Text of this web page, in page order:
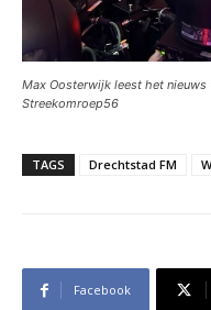
Max Oosterwijk leest het
Streekomroep56
TAGS Drechtstad FM
Facebook